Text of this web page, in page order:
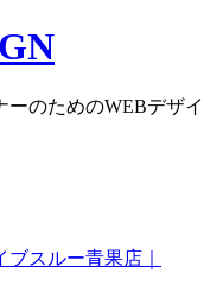
のためのWEBデザイ